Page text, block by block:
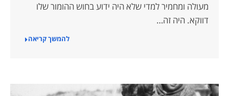
מעולה ומחמיר למדי שלא היה ידוע בחוש ההומור שלו
דווקא. היה זה…
להמשך קריאה